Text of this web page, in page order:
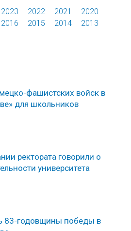
2023 2022 2021
2020
2016 2015 2014
2013
фашистских войск в
для школьников
ректората говорили о
университета
83-годовщины победы в